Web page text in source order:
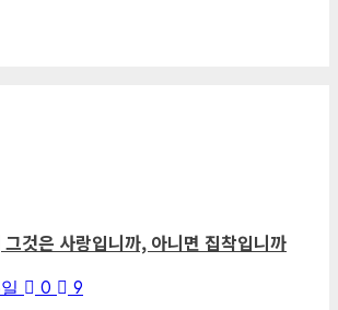
그것은 사랑입니까, 아니면 집착입니까
0
9